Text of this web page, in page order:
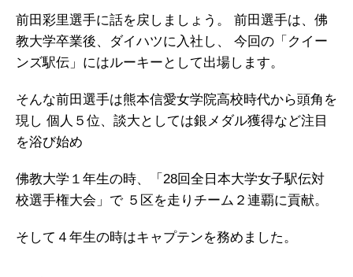
前田彩里選手に話を戻しましょう。 前田選手は、佛
教大学卒業後、ダイハツに入社し、 今回の「クイー
ンズ駅伝」にはルーキーとして出場します。
そんな前田選手は熊本信愛女学院高校時代から頭角を
現し 個人５位、談大としては銀メダル獲得など注目
を浴び始め
佛教大学１年生の時、「28回全日本大学女子駅伝対
校選手権大会」で ５区を走りチーム２連覇に貢献。
そして４年生の時はキャプテンを務めました。